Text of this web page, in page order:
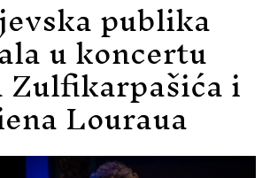
publika
u koncertu
Zulfikarpašića i
Louraua